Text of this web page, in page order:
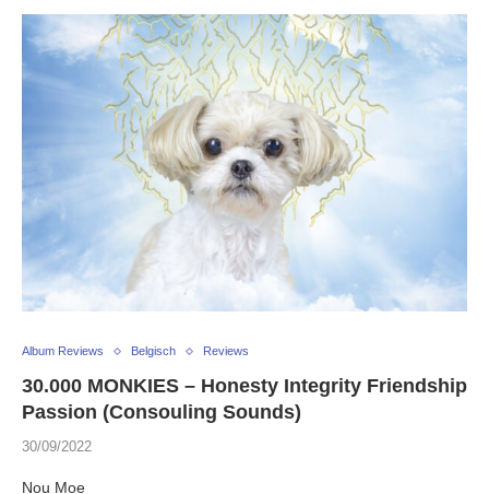
Album Reviews Belgisch Reviews
30.000 MONKIES – Honesty Integrity Friendship
Passion (Consouling Sounds)
30/09/2022
Nou Moe